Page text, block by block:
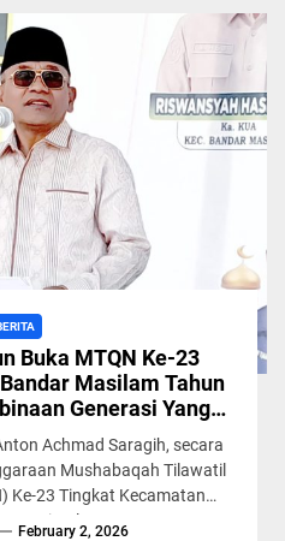
Buka MTQN Ke-23
Masilam Tahun
Generasi Yang
Achmad Saragih, secara
Mushabaqah Tilawatil
Ke-23 Tingkat Kecamatan
Simalungun, Sumatera
February 2, 2026